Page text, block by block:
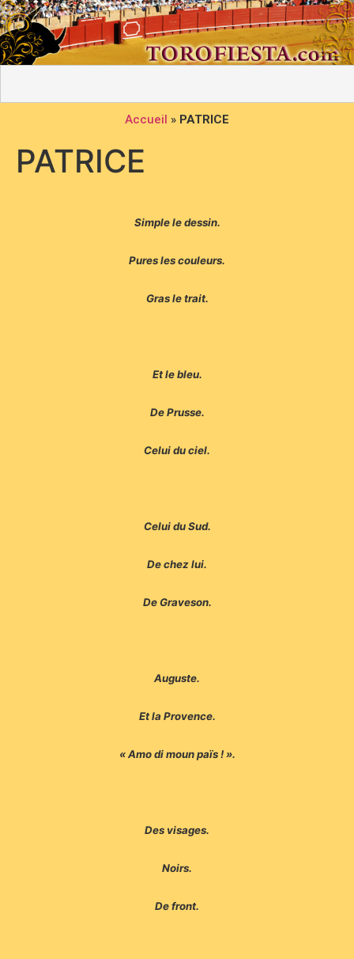
Accueil » PATRICE
PATRICE
Simple le dessin.
Pures les couleurs.
Gras le trait.
Et le bleu.
De Prusse.
Celui du ciel.
Celui du Sud.
De chez lui.
De Graveson.
Auguste.
Et la Provence.
« Amo di moun païs ! ».
Des visages.
Noirs.
De front.